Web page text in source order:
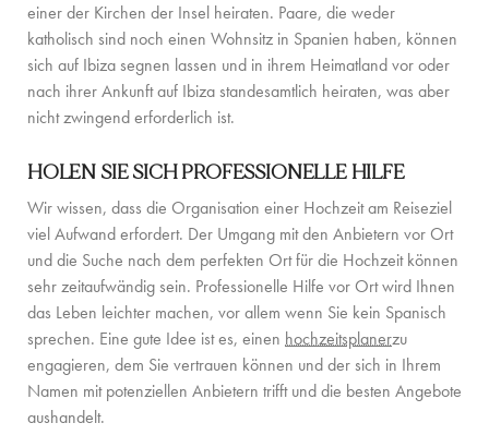
DER INSEL-GUIDE
NEWS
ÜBER UNS
ÜBER UNS
VILLA-BESITZER
FAMILIENFREUNDLICH
NACHHALTIGKEIT
BUCHUNGSBEDINGUNGEN
KONTAKT
einer der Kirchen der Insel heiraten. Paare, die weder
katholisch sind noch einen Wohnsitz in Spanien haben, können
sich auf Ibiza segnen lassen und in ihrem Heimatland vor oder
nach ihrer Ankunft auf Ibiza standesamtlich heiraten, was aber
nicht zwingend erforderlich ist.
HOLEN SIE SICH PROFESSIONELLE HILFE
Wir wissen, dass die Organisation einer Hochzeit am Reiseziel
viel Aufwand erfordert. Der Umgang mit den Anbietern vor Ort
und die Suche nach dem perfekten Ort für die Hochzeit können
sehr zeitaufwändig sein. Professionelle Hilfe vor Ort wird Ihnen
das Leben leichter machen, vor allem wenn Sie kein Spanisch
sprechen. Eine gute Idee ist es, einen hochzeitsplanerzu
engagieren, dem Sie vertrauen können und der sich in Ihrem
Namen mit potenziellen Anbietern trifft und die besten Angebote
aushandelt.